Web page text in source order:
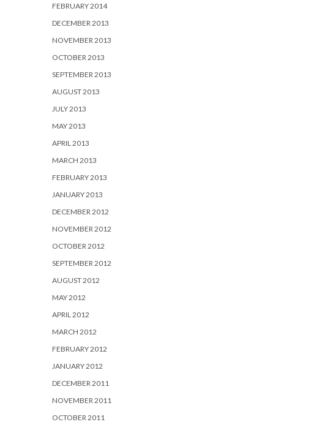
FEBRUARY 2014
DECEMBER 2013
NOVEMBER 2013
OCTOBER 2013
SEPTEMBER 2013
AUGUST 2013
JULY 2013
MAY 2013
APRIL 2013
MARCH 2013
FEBRUARY 2013
JANUARY 2013
DECEMBER 2012
NOVEMBER 2012
OCTOBER 2012
SEPTEMBER 2012
AUGUST 2012
MAY 2012
APRIL 2012
MARCH 2012
FEBRUARY 2012
JANUARY 2012
DECEMBER 2011
NOVEMBER 2011
OCTOBER 2011